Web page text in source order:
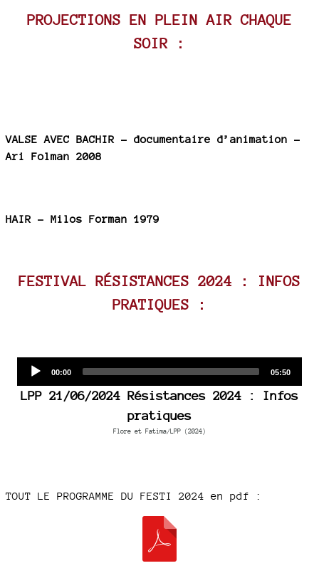
PROJECTIONS EN PLEIN AIR CHAQUE
SOIR :
VALSE AVEC BACHIR - documentaire d’animation -
Ari Folman 2008
HAIR - Milos Forman 1979
FESTIVAL RÉSISTANCES 2024 : INFOS
PRATIQUES :
Current
00:00
Total
05:50
LPP 21/06/2024 Résistances 2024 : Infos
pratiques
Flore et Fatima/LPP (2024)
TOUT LE PROGRAMME DU FESTI 2024 en pdf :